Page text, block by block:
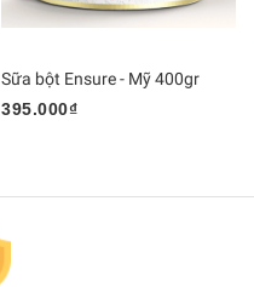
Sữa bột Ensure - Mỹ 400gr
395.000₫